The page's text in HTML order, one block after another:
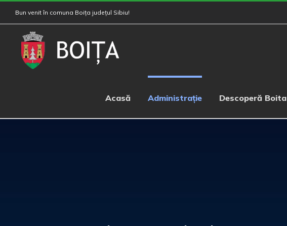
to
content
Bun venit în comuna Boița județul Sibiu!
Acasă Administrație Descoperă Boita